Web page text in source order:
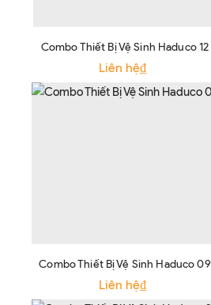
Combo Thiết Bị Vệ Sinh Haduco 12
Liên hệ₫
Combo Thiết Bị Vệ Sinh Haduco 09
Liên hệ₫